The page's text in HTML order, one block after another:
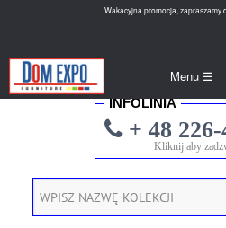
Wakacyjna promocja, zapraszamy
Menu ☰
INFOLINIA
+ 48 226-
Kliknij aby